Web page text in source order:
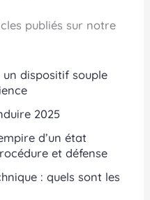
publiés sur notre
dispositif souple
2025
d’un état
et défense
: quels sont les